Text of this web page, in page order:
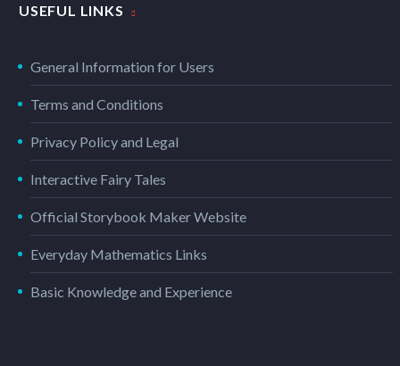
USEFUL LINKS
General Information for Users
Terms and Conditions
Privacy Policy and Legal
Interactive Fairy Tales
Official Storybook Maker Website
Everyday Mathematics Links
Basic Knowledge and Experience